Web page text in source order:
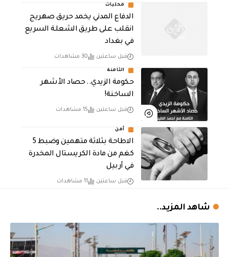
محليات
الدفاع المدني يخمد حريق صهريج
انقلب على طريق الشعلة السريع
في بغداد
قبل ساعتين 30 مشاهدات
الثامنة
حكومة الزيدي.. حصاد الأشهر
الساخنة!
قبل ساعتين 15 مشاهدات
أمن
الاطاحة بثلاثة متهمين وضبط 5
كغم من مادة الكريستال المخدرة ​
في أربيل
قبل ساعتين 11 مشاهدات
شاهد المزيد..